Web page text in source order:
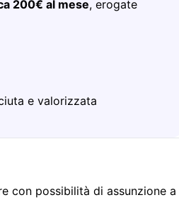
200€ al mese, erogate
e valorizzata
con possibilità di assunzione a